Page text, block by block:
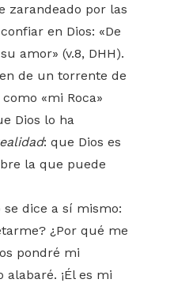
zarandeado por las
en Dios: «De
amor» (v.8, DHH).
de un torrente de
«mi Roca»
Dios lo ha
: que Dios es
la que puede
dice a sí mismo:
¿Por qué me
pondré mi
¡Él es mi